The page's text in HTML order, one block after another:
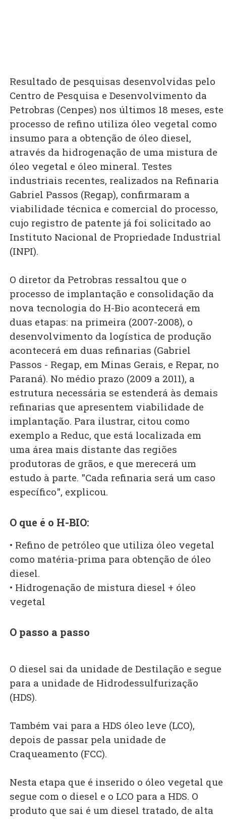
Resultado de pesquisas desenvolvidas pelo
Centro de Pesquisa e Desenvolvimento da
Petrobras (Cenpes) nos últimos 18 meses, este
processo de refino utiliza óleo vegetal como
insumo para a obtenção de óleo diesel,
através da hidrogenação de uma mistura de
óleo vegetal e óleo mineral. Testes
industriais recentes, realizados na Refinaria
Gabriel Passos (Regap), confirmaram a
viabilidade técnica e comercial do processo,
cujo registro de patente já foi solicitado ao
Instituto Nacional de Propriedade Industrial
(INPI).
O diretor da Petrobras ressaltou que o
processo de implantação e consolidação da
nova tecnologia do H-Bio acontecerá em
duas etapas: na primeira (2007-2008), o
desenvolvimento da logística de produção
acontecerá em duas refinarias (Gabriel
Passos - Regap, em Minas Gerais, e Repar, no
Paraná). No médio prazo (2009 a 2011), a
estrutura necessária se estenderá às demais
refinarias que apresentem viabilidade de
implantação. Para ilustrar, citou como
exemplo a Reduc, que está localizada em
uma área mais distante das regiões
produtoras de grãos, e que merecerá um
estudo à parte. "Cada refinaria será um caso
específico", explicou.
O que é o H-BIO:
• Refino de petróleo que utiliza óleo vegetal
como matéria-prima para obtenção de óleo
diesel.
• Hidrogenação de mistura diesel + óleo
vegetal
O passo a passo
O diesel sai da unidade de Destilação e segue
para a unidade de Hidrodessulfurização
(HDS).
Também vai para a HDS óleo leve (LCO),
depois de passar pela unidade de
Craqueamento (FCC).
Nesta etapa que é inserido o óleo vegetal que
segue com o diesel e o LCO para a HDS. O
produto que sai é um diesel tratado, de alt­a